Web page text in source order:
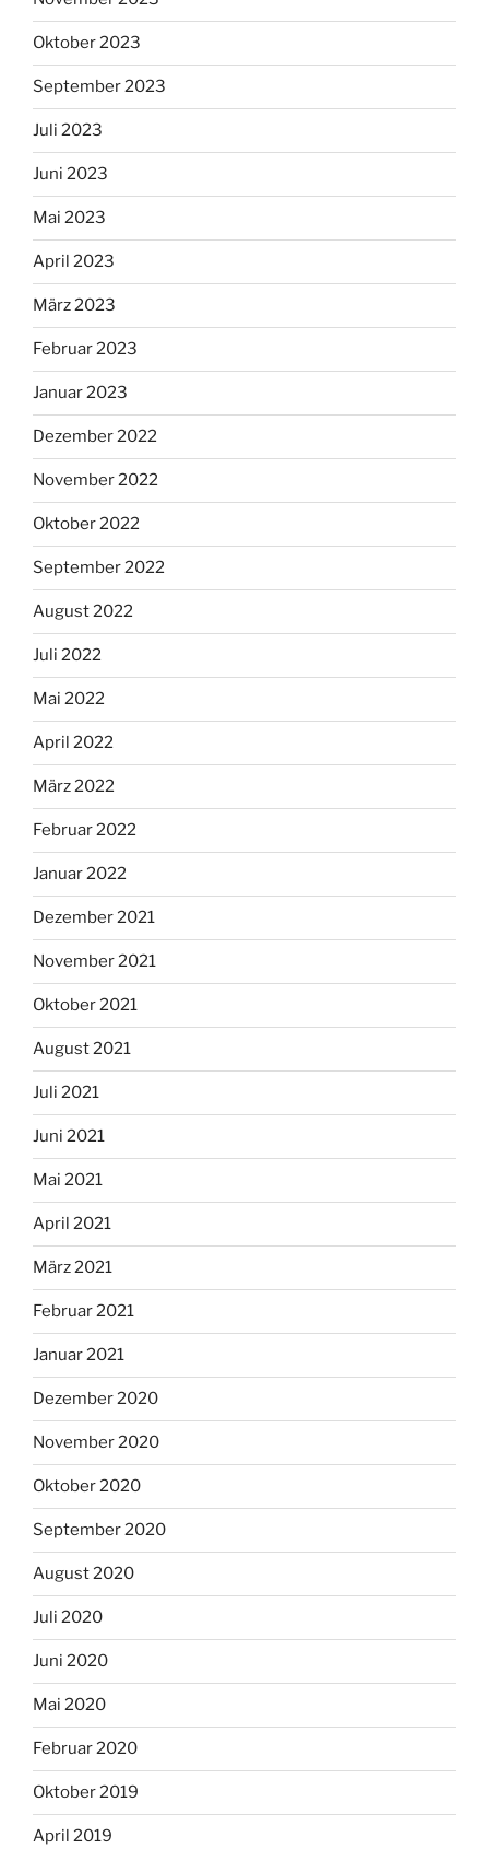
Oktober 2023
September 2023
Juli 2023
Juni 2023
Mai 2023
April 2023
März 2023
Februar 2023
Januar 2023
Dezember 2022
November 2022
Oktober 2022
September 2022
August 2022
Juli 2022
Mai 2022
April 2022
März 2022
Februar 2022
Januar 2022
Dezember 2021
November 2021
Oktober 2021
August 2021
Juli 2021
Juni 2021
Mai 2021
April 2021
März 2021
Februar 2021
Januar 2021
Dezember 2020
November 2020
Oktober 2020
September 2020
August 2020
Juli 2020
Juni 2020
Mai 2020
Februar 2020
Oktober 2019
April 2019